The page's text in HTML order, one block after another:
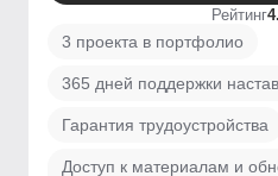
Рейтинг
3 проекта в портфолио
365 дней поддержки
Гарантия трудоустройства
Доступ к материалам и